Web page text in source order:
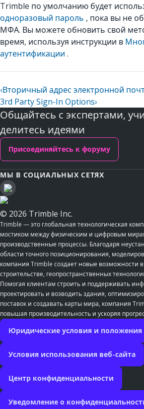
Trimble по умолчанию будет
одноразовый пароль , пока вы не
МФА. Вы можете обновить свой
время, используя инструкции в
аутентификации .
‹Вторичный адрес электронной
3rd Party Sign-In Options›
Общайтесь с экспертами,
делитесь идеями
Присоединяйтесь к форуму
МЫ В СОЦИАЛЬНЫХ СЕТЯХ
© 2026 Trimble Inc.
Trimble — это глобальная технологическая
мостиком между физическим и цифровым
производственные процессы. Благодаря
области точного позиционирования,
компания Trimble создает новые возможности
строительстве, геопространственных
Помогая клиентам строить и поддерживать
проектировать и возводить здания,
поставок и создавать карты мира, компания
повышая производительность и ускоряя
Юридические условия и положения
Условия использования веб-сайта
Центр конфиденциальности
Уведомление о